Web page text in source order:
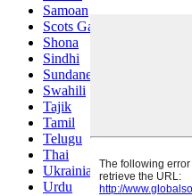
Samoan
Scots Gaelic
Shona
Sindhi
Sundanese
Swahili
Tajik
Tamil
Telugu
Thai
Ukrainian
Urdu